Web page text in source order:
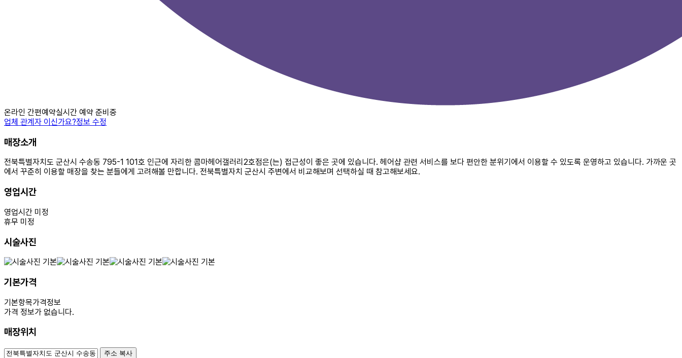
온라인 간편예약실시간 예약 준비중
업체 관계자 이신가요?정보 수정
매장소개
전북특별자치도 군산시 수송동 795-1 101호 인근에 자리한 콤마헤어갤러리2호점은(는) 접근성이 좋은 곳에 있습니다. 헤어샵 관련 서비스를 보다 편안한 분위기에서 이용할 수 있도록 운영하고 있습니다. 가까운 곳
에서 꾸준히 이용할 매장을 찾는 분들에게 고려해볼 만합니다. 전북특별자치 군산시 주변에서 비교해보며 선택하실 때 참고해보세요.
영업시간
영업시간 미정
휴무 미정
시술사진
기본가격
기본항목가격정보
가격 정보가 없습니다.
매장위치
주소 복사